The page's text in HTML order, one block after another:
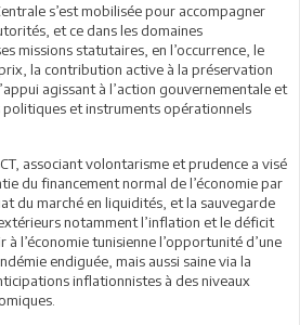
s’est mobilisée pour accompagner
et ce dans les domaines
missions statutaires, en l’occurrence, le
la contribution active à la préservation
agissant à l’action gouvernementale et
politiques et instruments opérationnels
associant volontarisme et prudence a visé
du financement normal de l’économie par
du marché en liquidités, et la sauvegarde
notamment l’inflation et le déficit
l’économie tunisienne l’opportunité d’une
endiguée, mais aussi saine via la
inflationnistes à des niveaux